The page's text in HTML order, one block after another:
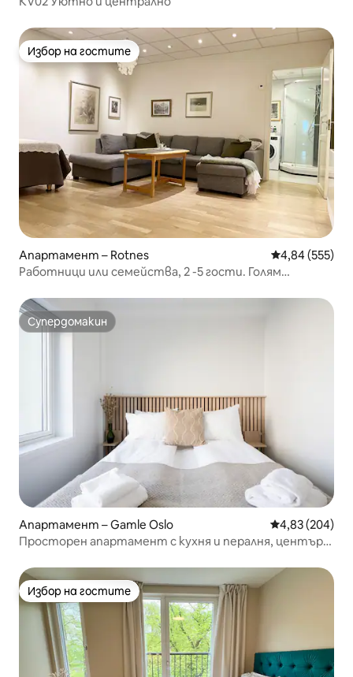
Избор на гостите
Избор на гостите
Апартамент – Rotnes Средна
4,84 (555)
Работници или семейства, 2 -5 гости. Голям
Супердомакин
Супердомакин
Апартамент – Gamle Oslo Средна
4,83 (204)
Просторен апартамент с кухня и пералня, център
Избор на гостите
Избор на гостите